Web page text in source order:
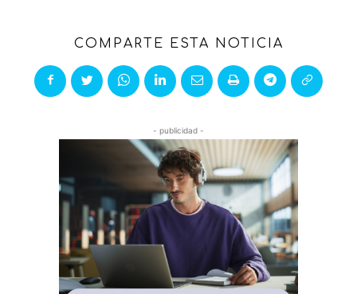
COMPARTE ESTA NOTICIA
- publicidad -